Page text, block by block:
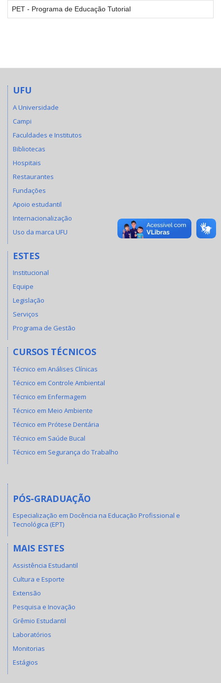
PET - Programa de Educação Tutorial
UFU
A Universidade
Campi
Faculdades e Institutos
Bibliotecas
Hospitais
Restaurantes
Fundações
Apoio estudantil
Internacionalização
Uso da marca UFU
ESTES
Institucional
Equipe
Legislação
Serviços
Programa de Gestão
CURSOS TÉCNICOS
Técnico em Análises Clínicas
Técnico em Controle Ambiental
Técnico em Enfermagem
Técnico em Meio Ambiente
Técnico em Prótese Dentária
Técnico em Saúde Bucal
Técnico em Segurança do Trabalho
PÓS-GRADUAÇÃO
Especialização em Docência na Educação Profissional e
Tecnológica (EPT)
MAIS ESTES
Assistência Estudantil
Cultura e Esporte
Extensão
Pesquisa e Inovação
Grêmio Estudantil
Laboratórios
Monitorias
Estágios